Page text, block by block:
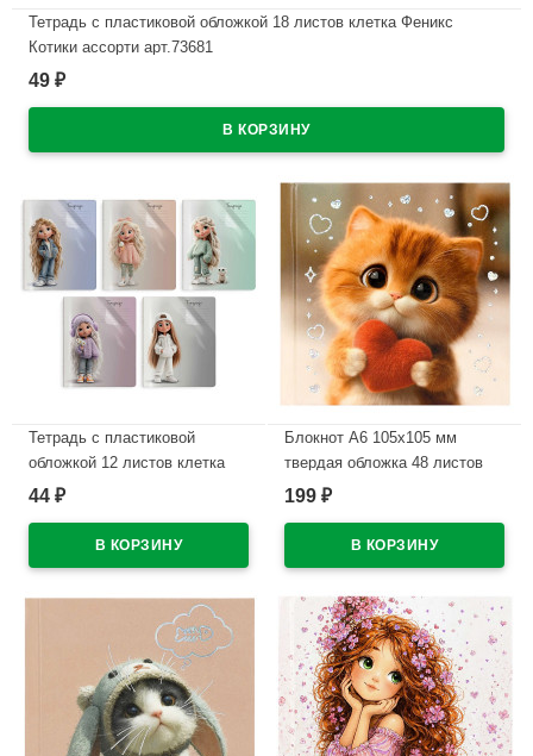
Тетрадь с пластиковой обложкой 18 листов клетка Феникс
Котики ассорти арт.73681
В наличии
49 ₽
Тетрадь с пластиковой
обложкой 12 листов клетка
Феникс Милашки ассорти
44 ₽
Блокнот А6 105х105 мм
твердая обложка 48 листов
Феникс Котик с сердечком
арт.74961
199 ₽